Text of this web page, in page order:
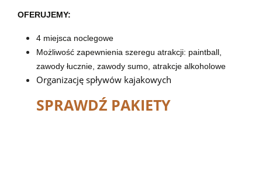
OFERUJEMY:
4 miejsca noclegowe
Możliwość zapewnienia szeregu atrakcji: paintball,
zawody łucznie, zawody sumo, atrakcje alkoholowe
Organizację spływów kajakowych
SPRAWDŹ PAKIETY